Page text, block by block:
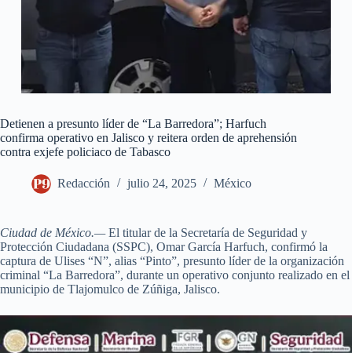
Detienen a presunto líder de “La Barredora”; Harfuch
confirma operativo en Jalisco y reitera orden de aprehensión
contra exjefe policiaco de Tabasco
Redacción julio 24, 2025 México
Ciudad de México.—El titular de la Secretaría de Seguridad y
Protección Ciudadana (SSPC), Omar García Harfuch, confirmó la
captura de Ulises “N”, alias “Pinto”, presunto líder de la organización
criminal “La Barredora”, durante un operativo conjunto realizado en el
municipio de Tlajomulco de Zúñiga, Jalisco.